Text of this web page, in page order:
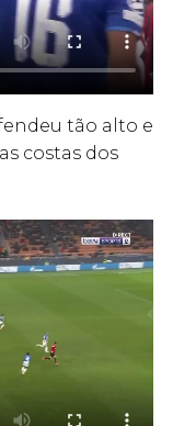
tão alto e
costas dos